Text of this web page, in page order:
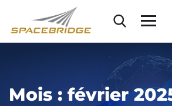
Mois : février